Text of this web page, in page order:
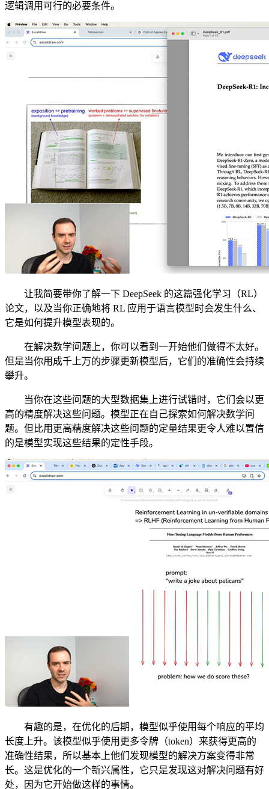
逻辑调用可行的必要条件。
让我简要带你了解一下 DeepSeek 的这篇强化学习（RL）
论文，以及当你正确地将 RL 应用于语言模型时会发生什么、
它是如何提升模型表现的。
在解决数学问题上，你可以看到一开始他们做得不太好。
但是当你用成千上万的步骤更新模型后，它们的准确性会持续
攀升。
当你在这些问题的大型数据集上进行试错时，它们会以更
高的精度解决这些问题。模型正在自己探索如何解决数学问
题。但比用更高精度解决这些问题的定量结果更令人难以置信
的是模型实现这些结果的定性手段。
有趣的是，在优化的后期，模型似乎使用每个响应的平均
长度上升。该模型似乎使用更多令牌（token）来获得更高的
准确性结果，所以基本上他们发现模型的解决方案变得非常
长。这是优化的一个新兴属性，它只是发现这对解决问题有好
处，因为它开始做这样的事情。